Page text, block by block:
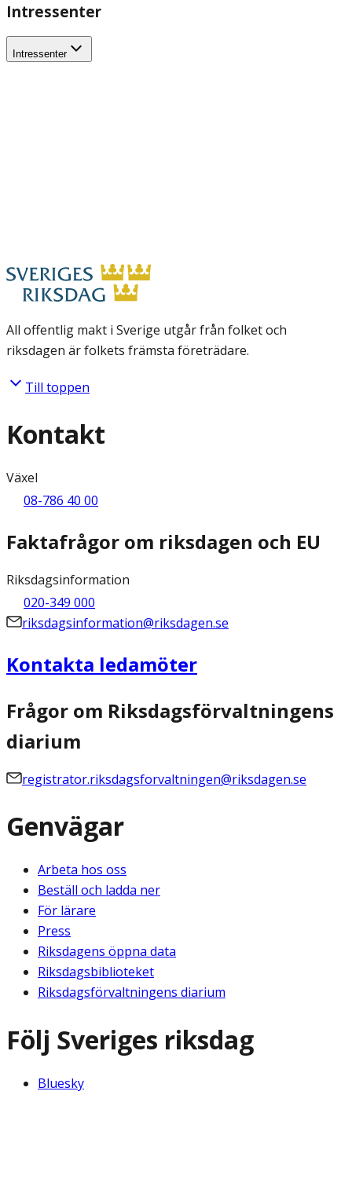
Intressenter
Intressenter
All offentlig makt i Sverige utgår från folket och
riksdagen är folkets främsta företrädare.
Till toppen
Kontakt
Växel
08-786 40 00
Faktafrågor om riksdagen och EU
Riksdagsinformation
020-349 000
riksdagsinformation@riksdagen.se
Kontakta ledamöter
Frågor om Riksdagsförvaltningens
diarium
registrator.riksdagsforvaltningen@riksdagen.se
Genvägar
Arbeta hos oss
Beställ och ladda ner
För lärare
Press
Riksdagens öppna data
Riksdagsbiblioteket
Riksdagsförvaltningens diarium
Följ Sveriges riksdag
Bluesky